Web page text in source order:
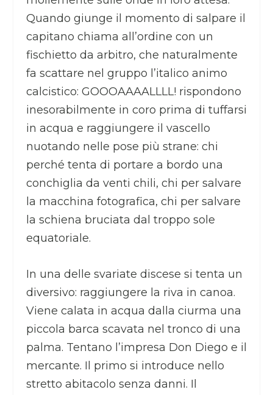
Quando giunge il momento di salpare il
capitano chiama all’ordine con un
fischietto da arbitro, che naturalmente
fa scattare nel gruppo l’italico animo
calcistico: GOOOAAAALLLL! rispondono
inesorabilmente in coro prima di tuffarsi
in acqua e raggiungere il vascello
nuotando nelle pose più strane: chi
perché tenta di portare a bordo una
conchiglia da venti chili, chi per salvare
la macchina fotografica, chi per salvare
la schiena bruciata dal troppo sole
equatoriale.
In una delle svariate discese si tenta un
diversivo: raggiungere la riva in canoa.
Viene calata in acqua dalla ciurma una
piccola barca scavata nel tronco di una
palma. Tentano l’impresa Don Diego e il
mercante. Il primo si introduce nello
stretto abitacolo senza danni. Il